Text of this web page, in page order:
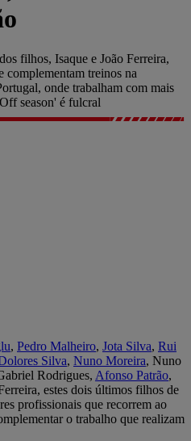
filhos, Isaque e João Ferreira,
complementam treinos na
onde trabalham com mais
season' é fulcral
, Pedro Malheiro, Jota Silva, Rui
Silva, Nuno Moreira, Nuno
Rodrigues, Afonso Patrão,
estes dois últimos filhos de
profissionais que recorrem ao
o trabalho que realizam